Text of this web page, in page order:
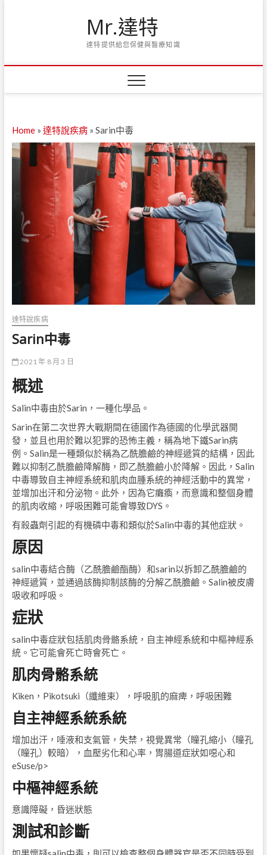
Mr.達特
達特提供給您保健與醫療知識
Home» 達特說疾病» Sarin中毒
達特說疾病
Sarin中毒
2021 年 8 月 3 日
概述
Salin中毒由於Sarin，一種化學品。
Sarin在第二次世界大戰期間在德國作為德國的化學武器開
發，並且也用於難以犯罪的恐怖主義，稱為地下鐵Sarin病
例。Salin是一種類似於稱為乙酰膽鹼的神經遞質的結構，因此
難以抑制乙酰膽鹼降解酶，即乙酰膽鹼小於降解。因此，Salin
中毒導致自主神經系統和肌肉血腫系統的神經活動中的異常，
並增加出汗和分泌物。此外，因為它癱瘓，而意識和整個身體
的肌肉收縮，呼吸困難可能會導致DYS。
有殺蟲劑引起的有機磷中毒和類似於Salin中毒的其他症狀。
原因
salin中毒結合酶（乙酰膽鹼酯酶）和sarin以拆卸乙酰膽鹼的
神經遞質，並通過該酶抑制該酶的分解乙酰膽鹼。Salin被皮膚
吸收和呼吸。
症狀
salin中毒症狀包括肌肉骨骼系統，自主神經系統和中樞神經系
統。它可能會死亡時會死亡。
肌肉骨骼系統
Kiken，Pikotsuki（纖維束），呼吸肌的麻痺，呼吸困難
自主神經系統系統
增加出汗，唾液和支氣管，失禁，視覺異常（瞳孔縮小（瞳孔
（瞳孔）較暗），血壓劣化和心率，胃腸道症狀如噁心和
eSuse/p>
中樞神經系統
意識障礙，昏迷狀態
測試和診斷